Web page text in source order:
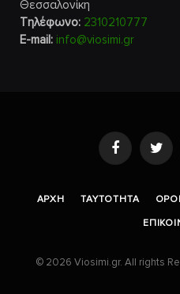
Θεσσαλονίκη
Τηλέφωνο: 2310210777
E-mail: info@viosimi.gr
Facebook
AΡΧΉ ΤΑΥΤΌΤΗΤΑ
© 2026 Viosimi.gr. All rights